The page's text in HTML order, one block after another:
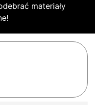
materiały